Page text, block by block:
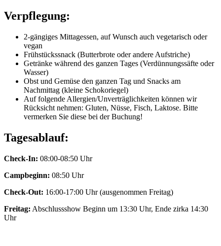
Verpflegung:
2-gängiges Mittagessen, auf Wunsch auch vegetarisch oder
vegan
Frühstückssnack (Butterbrote oder andere Aufstriche)
Getränke während des ganzen Tages (Verdünnungssäfte oder
Wasser)
Obst und Gemüse den ganzen Tag und Snacks am
Nachmittag (kleine Schokoriegel)
Auf folgende Allergien/Unverträglichkeiten können wir
Rücksicht nehmen: Gluten, Nüsse, Fisch, Laktose. Bitte
vermerken Sie diese bei der Buchung!
Tagesablauf:
Check-In: 08:00-08:50 Uhr
Campbeginn: 08:50 Uhr
Check-Out: 16:00-17:00 Uhr (ausgenommen Freitag)
Freitag: Abschlussshow Beginn um 13:30 Uhr, Ende zirka 14:30
Uhr